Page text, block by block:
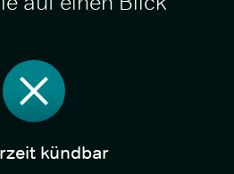
kündbar